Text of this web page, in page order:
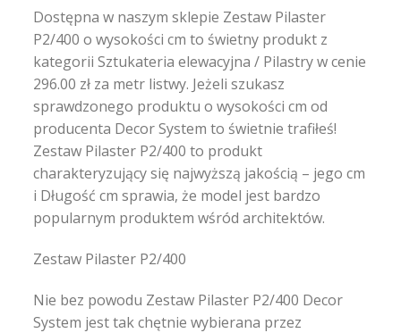
Dostępna w naszym sklepie Zestaw Pilaster
P2/400 o wysokości cm to świetny produkt z
kategorii Sztukateria elewacyjna / Pilastry w cenie
296.00 zł za metr listwy. Jeżeli szukasz
sprawdzonego produktu o wysokości cm od
producenta Decor System to świetnie trafiłeś!
Zestaw Pilaster P2/400 to produkt
charakteryzujący się najwyższą jakością – jego cm
i Długość cm sprawia, że model jest bardzo
popularnym produktem wśród architektów.
Zestaw Pilaster P2/400
Nie bez powodu Zestaw Pilaster P2/400 Decor
System jest tak chętnie wybierana przez